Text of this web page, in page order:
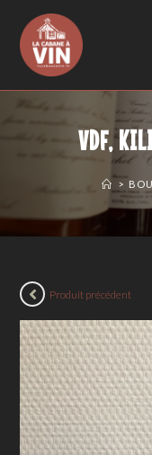
VDF,
>
Produit précédent